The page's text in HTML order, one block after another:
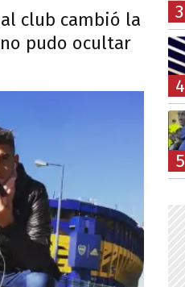
club cambió la
pudo ocultar
3
4
5